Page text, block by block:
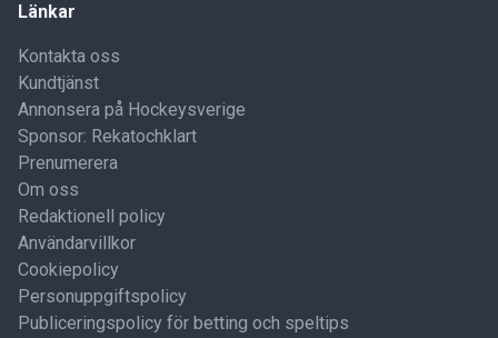
Länkar
Kontakta oss
Kundtjänst
Annonsera på Hockeysverige
Sponsor: Rekatochklart
Prenumerera
Om oss
Redaktionell policy
Användarvillkor
Cookiepolicy
Personuppgiftspolicy
Publiceringspolicy för betting och speltips